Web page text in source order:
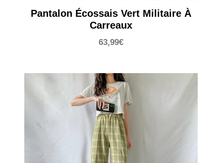
Pantalon Écossais Vert Militaire À
Carreaux
63,99€